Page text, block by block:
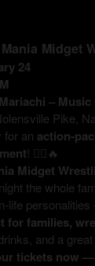
Midget
24
– Music
Pike,
for an action-
! 🤼‍♂️🔥
Midget
the whole
life
for families,
and a
tickets now